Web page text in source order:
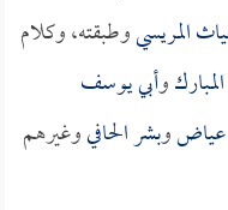
المريسيوطبقته، وكلام
وأبي يوسف
عياضوبشر الحافيوغيرهم